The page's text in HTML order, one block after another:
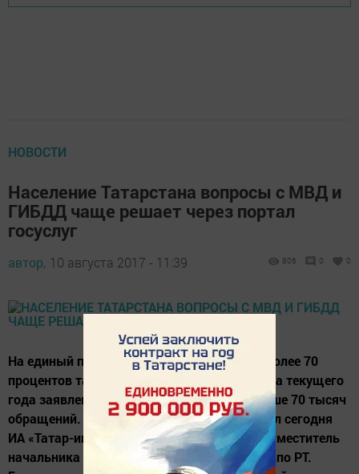
НОВОСТИ
Население Татарстана вопросы с МВД и
ГИБДД чаще решает через портал
госуслуг
автор, 10 августа 2017 - 11:39 806 0 0
На единый портал государственных услуг более 70
процентов татарстанцев направили с начала текущего
года заявления в МВД по РТ. Всего это свыше 70 тысяч
обращений. Позитивную статистику озвучил сегодня
ИА «Татар-информ» Дмитрий Гадельшин, заместитель
начальника информационного центра МВД по РТ.